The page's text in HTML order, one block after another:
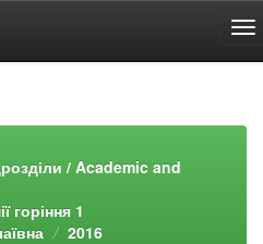
/ Academic and
горіння 1
2016